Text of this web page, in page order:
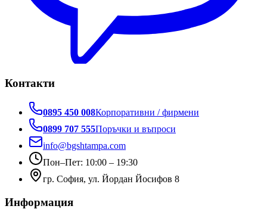
Контакти
0895 450 008Корпоративни / фирмени
0899 707 555Поръчки и въпроси
info@bgshtampa.com
Пон–Пет: 10:00 – 19:30
гр. София, ул. Йордан Йосифов 8
Информация